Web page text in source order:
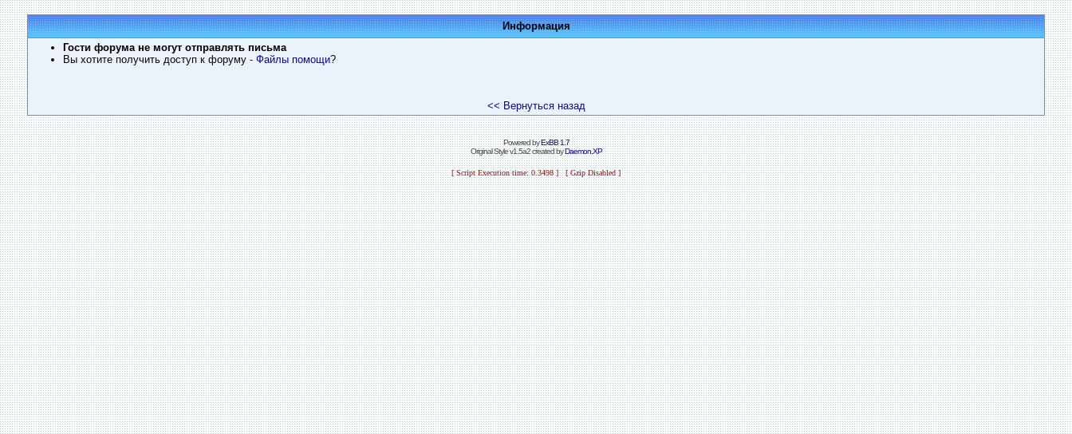
Информация
Гости форума не могут отправлять письма
Вы хотите получить доступ к форуму - Файлы помощи?
<< Вернуться назад
Powered byExBB 1.7
Original Style v1.5a2 created byDaemon.XP
[ Script Execution time: 0.3498 ] [ Gzip Disabled ]